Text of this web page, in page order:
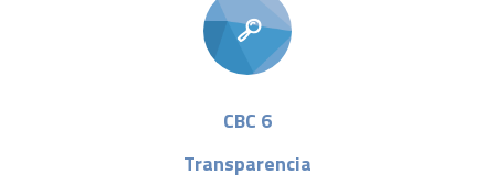
CBC 6
Transparencia